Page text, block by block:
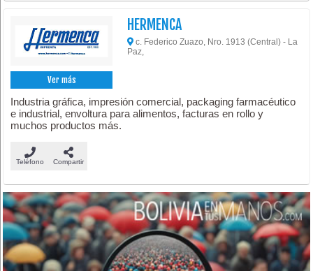
Ver más
HERMENCA
c. Federico Zuazo, Nro. 1913 (Central) - La
Paz,
Industria gráfica, impresión comercial, packaging farmacéutico
e industrial, envoltura para alimentos, facturas en rollo y
muchos productos más.
Teléfono Compartir